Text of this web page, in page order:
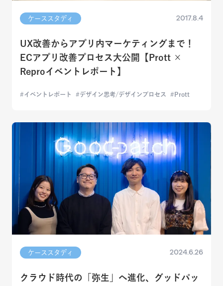
ケーススタディ 2017.8.4
UX改善からアプリ内マーケティングまで！
ECアプリ改善プロセス大公開【Prott ×
Reproイベントレポート】
イベントレポート デザイン思考/デザインプロセス Prott
ケーススタディ 2024.6.26
クラウド時代の「弥生」へ進化、グッドパッ